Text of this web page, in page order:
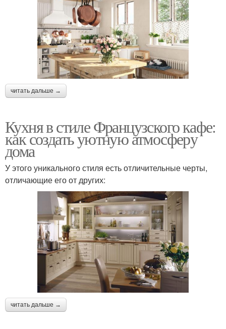
читать дальше →
Кухня в стиле Французского кафе:
как создать уютную атмосферу
дома
У этого уникального стиля есть отличительные черты,
отличающие его от других:
читать дальше →